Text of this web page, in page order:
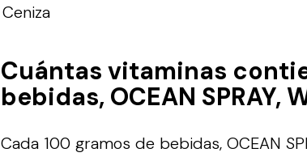
Ceniza
Cuántas vitaminas
bebidas, OCEAN
Cada 100 gramos de bebidas, OCEAN